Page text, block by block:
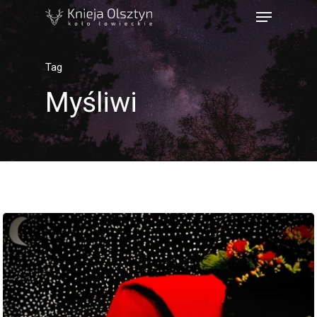
Tag
Myśliwi
Strona Główna